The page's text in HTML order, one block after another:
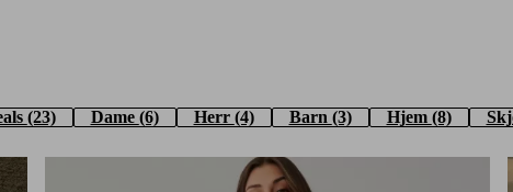
(23) Dame (6) Herr (4) Barn (3) Hjem (8)